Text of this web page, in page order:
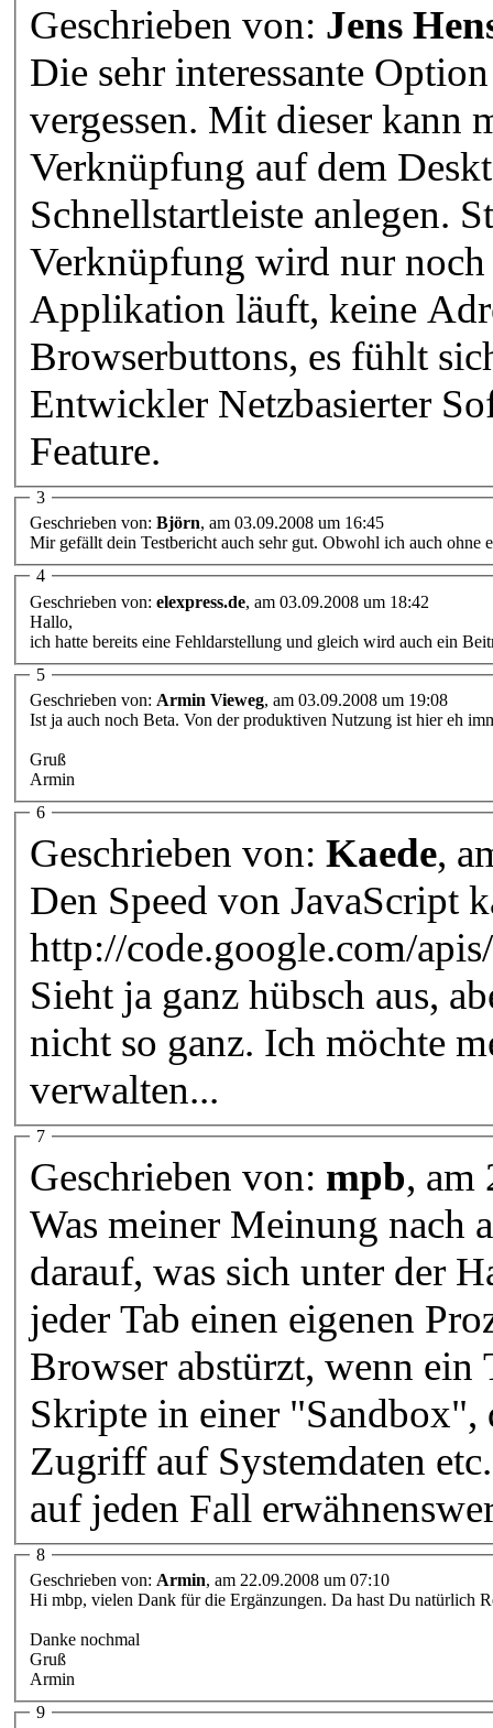
Geschrieben von: Jens
Die sehr interessante
vergessen. Mit dieser kann
Verknüpfung auf dem
Schnellstartleiste anlegen.
Verknüpfung wird nur
Applikation läuft, keine
Browserbuttons, es fühlt
Entwickler Netzbasierter
Feature.
3
Geschrieben von: Björn, am 03.09.2008 um 16:45
Mir gefällt dein Testbericht auch sehr gut. Obwohl ich auch
4
Geschrieben von: elexpress.de, am 03.09.2008 um 18:42
Hallo,
ich hatte bereits eine Fehldarstellung und gleich wird auch ein
5
Geschrieben von: Armin Vieweg, am 03.09.2008 um 19:08
Ist ja auch noch Beta. Von der produktiven Nutzung ist hier eh
Gruß
Armin
6
Geschrieben von: Kaede,
Den Speed von JavaScript
http://code.google.com/
Sieht ja ganz hübsch aus,
nicht so ganz. Ich möchte
verwalten...
7
Geschrieben von: mpb, am
Was meiner Meinung nach
darauf, was sich unter der
jeder Tab einen eigenen
Browser abstürzt, wenn
Skripte in einer "Sandbox",
Zugriff auf Systemdaten
auf jeden Fall
8
Geschrieben von: Armin, am 22.09.2008 um 07:10
Hi mbp, vielen Dank für die Ergänzungen. Da hast Du natürlich
Danke nochmal
Gruß
Armin
9